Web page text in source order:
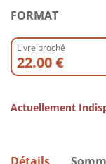
FORMAT
Livre broché
22.00 €
Actuellement